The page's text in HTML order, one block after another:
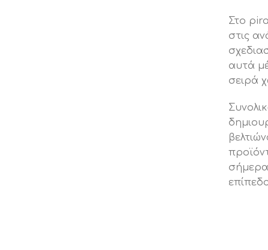
Στο
στις
αυτά
σειρά
σήμερα